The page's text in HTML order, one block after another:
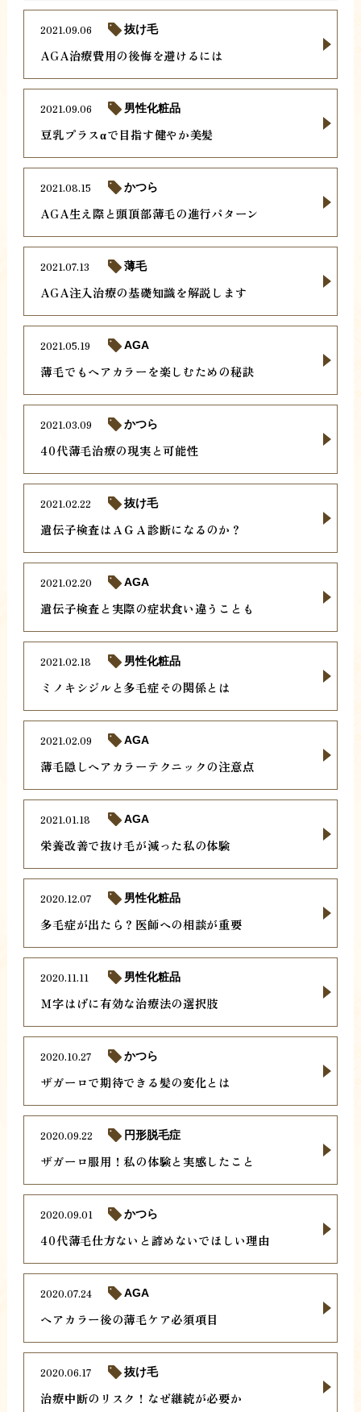
AGA治療費用の後悔を避けるには
2021.09.06 抜け毛
豆乳プラスαで目指す健やか美髪
2021.09.06 男性化粧品
AGA生え際と頭頂部薄毛の進行パターン
2021.08.15 かつら
AGA注入治療の基礎知識を解説します
2021.07.13 薄毛
薄毛でもヘアカラーを楽しむための秘訣
2021.05.19 AGA
40代薄毛治療の現実と可能性
2021.03.09 かつら
遺伝子検査はＡＧＡ診断になるのか？
2021.02.22 抜け毛
遺伝子検査と実際の症状食い違うことも
2021.02.20 AGA
ミノキシジルと多毛症その関係とは
2021.02.18 男性化粧品
薄毛隠しヘアカラーテクニックの注意点
2021.02.09 AGA
栄養改善で抜け毛が減った私の体験
2021.01.18 AGA
多毛症が出たら？医師への相談が重要
2020.12.07 男性化粧品
Ｍ字はげに有効な治療法の選択肢
2020.11.11 男性化粧品
ザガーロで期待できる髪の変化とは
2020.10.27 かつら
ザガーロ服用！私の体験と実感したこと
2020.09.22 円形脱毛症
40代薄毛仕方ないと諦めないでほしい理由
2020.09.01 かつら
ヘアカラー後の薄毛ケア必須項目
2020.07.24 AGA
治療中断のリスク！なぜ継続が必要か
2020.06.17 抜け毛